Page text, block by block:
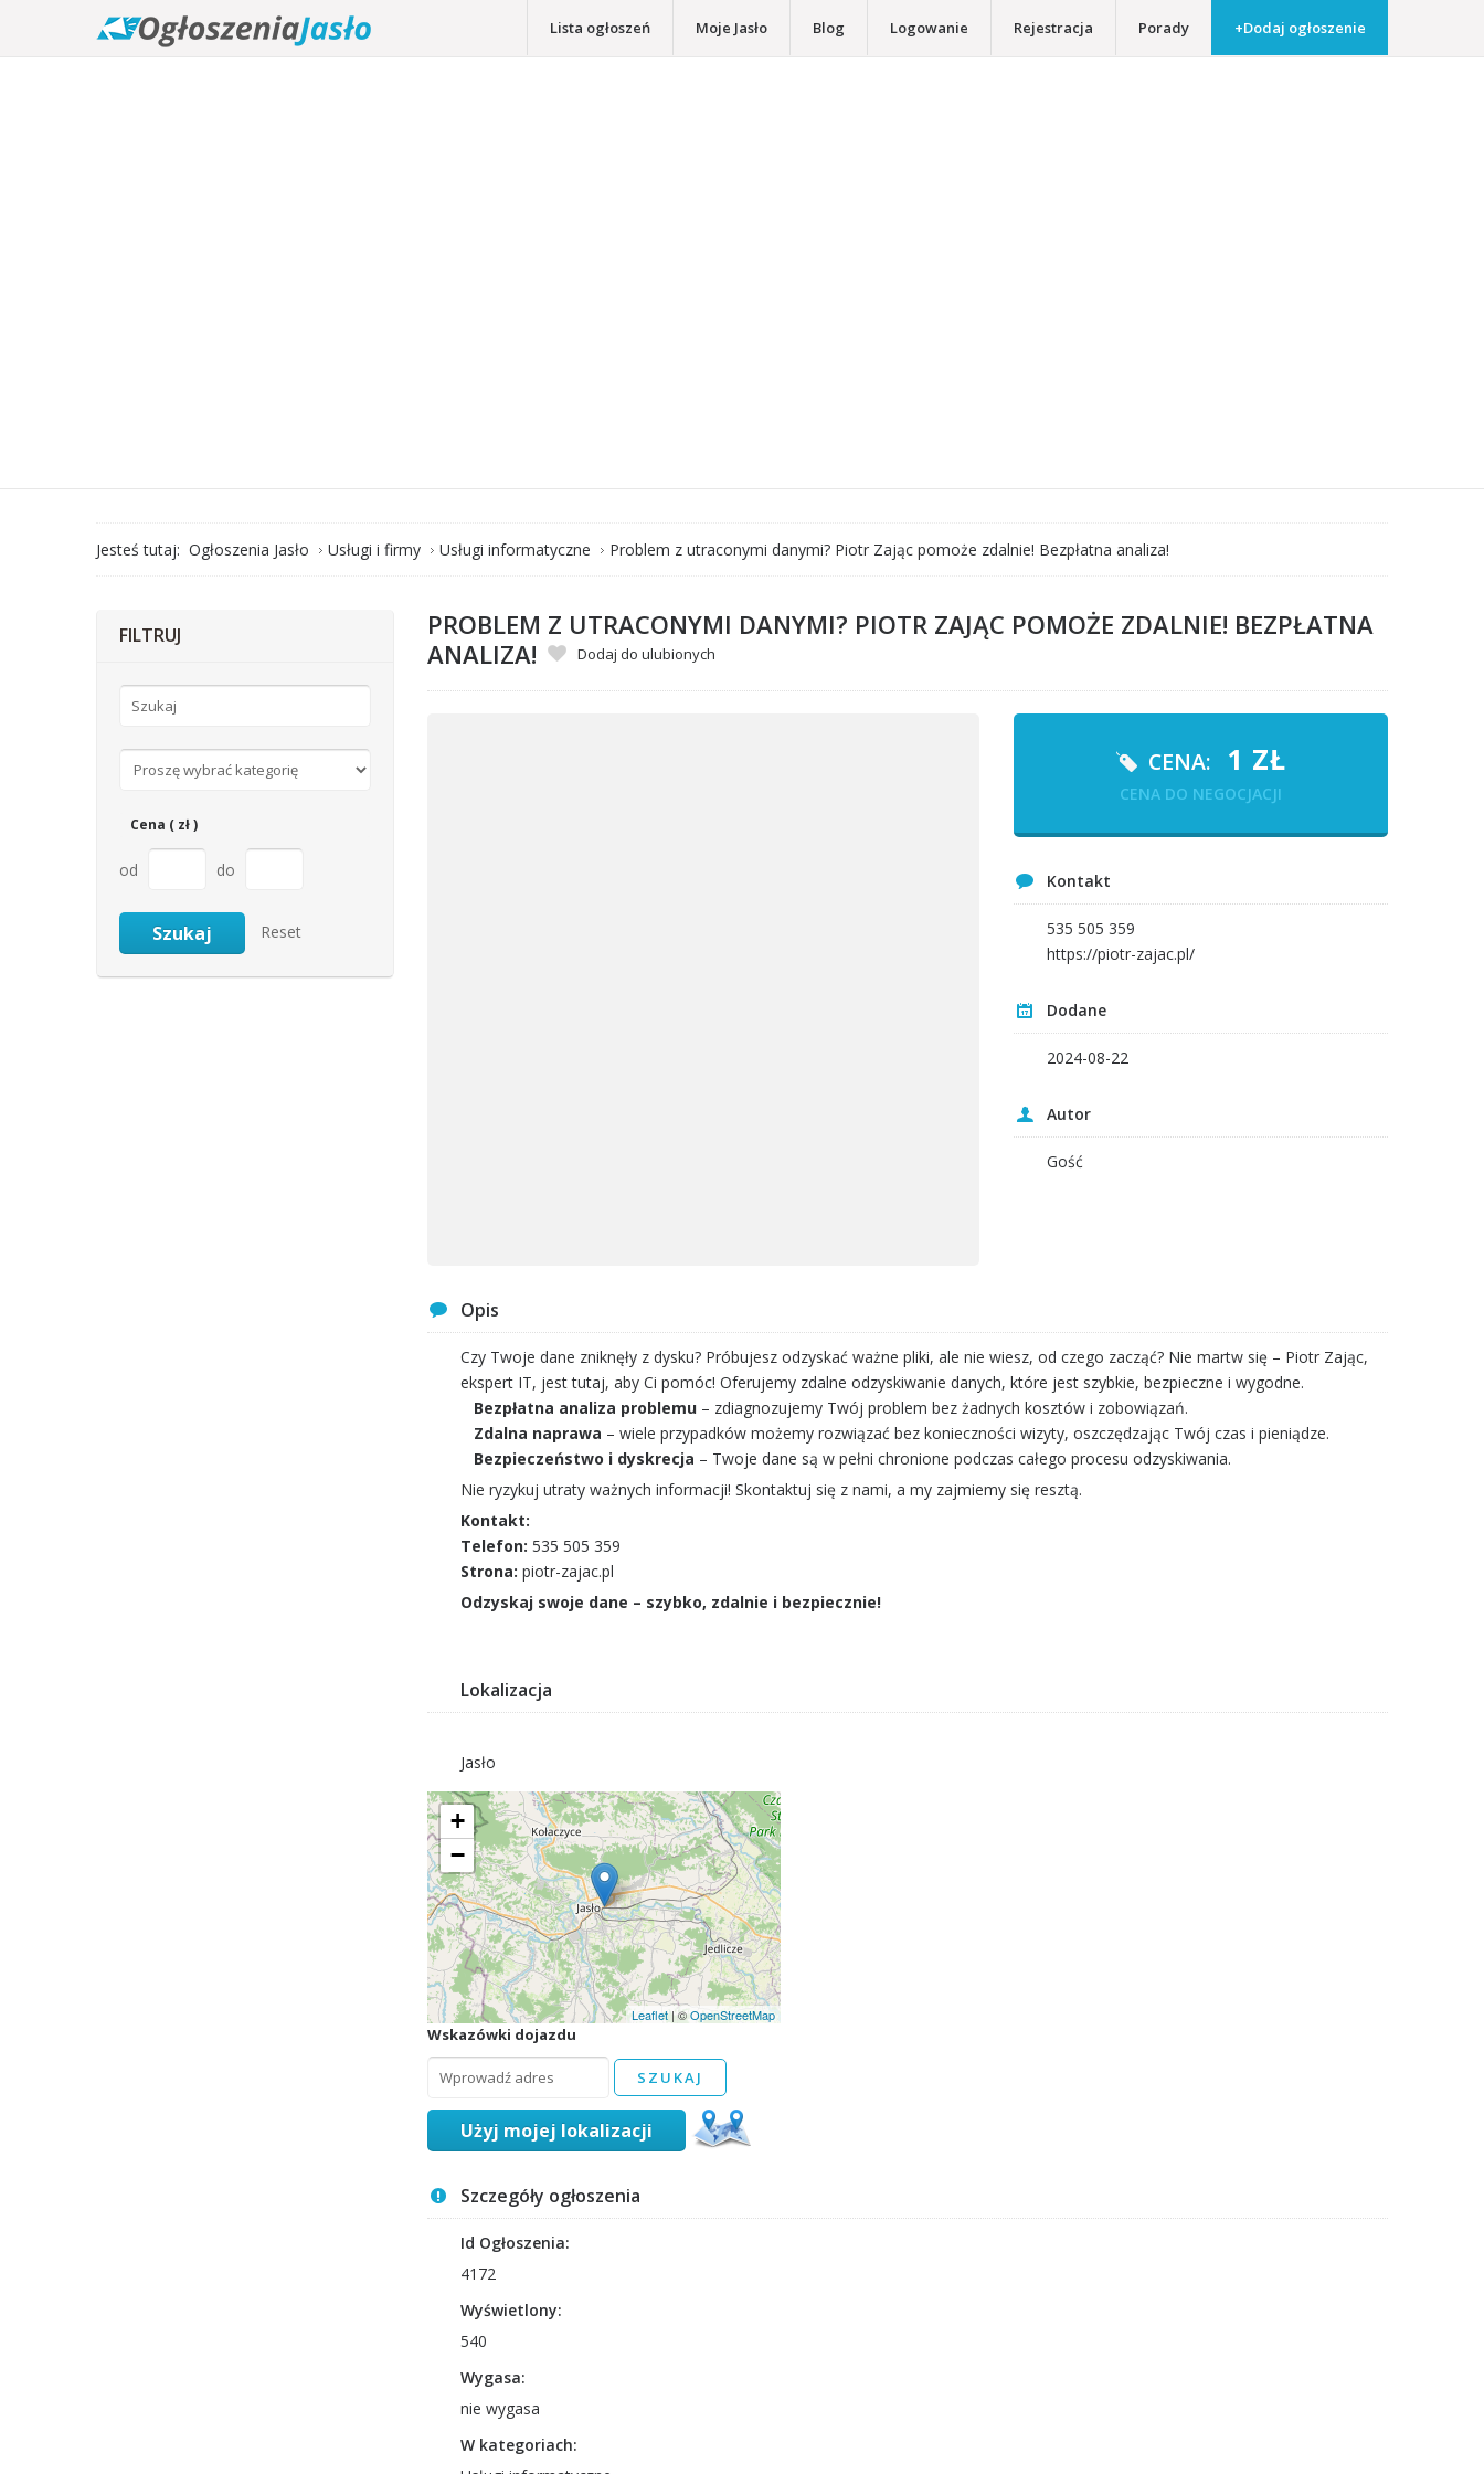
Lista ogłoszeń Moje Jasło Blog Logowanie Rejestracja Porady +Dodaj ogłoszenie
Jesteś tutaj: Ogłoszenia Jasło Usługi i firmy Usługi informatyczne Problem z utraconymi danymi? Piotr Zając pomoże zdalnie! Bezpłatna analiza!
PROBLEM Z UTRACONYMI DANYMI? PIOTR ZAJĄC POMOŻE ZDALNIE! BEZPŁATNA
ANALIZA!
Dodaj do ulubionych
CENA: 1 ZŁ
CENA DO NEGOCJACJI
Kontakt
535 505 359
https://piotr-zajac.pl/
Dodane
2024-08-22
Autor
Gość
Opis
Czy Twoje dane zniknęły z dysku? Próbujesz odzyskać ważne pliki, ale nie wiesz, od czego zacząć? Nie martw się – Piotr Zając,
ekspert IT, jest tutaj, aby Ci pomóc! Oferujemy zdalne odzyskiwanie danych, które jest szybkie, bezpieczne i wygodne.
Bezpłatna analiza problemu – zdiagnozujemy Twój problem bez żadnych kosztów i zobowiązań.
Zdalna naprawa – wiele przypadków możemy rozwiązać bez konieczności wizyty, oszczędzając Twój czas i pieniądze.
Bezpieczeństwo i dyskrecja – Twoje dane są w pełni chronione podczas całego procesu odzyskiwania.
Nie ryzykuj utraty ważnych informacji! Skontaktuj się z nami, a my zajmiemy się resztą.
Kontakt:
Telefon: 535 505 359
Strona: piotr-zajac.pl
Odzyskaj swoje dane – szybko, zdalnie i bezpiecznie!
Lokalizacja
Jasło
+
−
Leaflet | ©OpenStreetMap
Wskazówki dojazdu
Użyj mojej lokalizacji
Szczegóły ogłoszenia
Id Ogłoszenia:
4172
Wyświetlony:
540
Wygasa:
nie wygasa
W kategoriach:
FILTRUJ
Cena ( zł )
od do
Szukaj Reset